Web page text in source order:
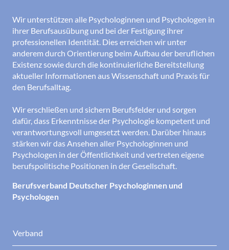
Wir unterstützen alle Psychologinnen und Psychologen in
ihrer Berufsausübung und bei der Festigung ihrer
professionellen Identität. Dies erreichen wir unter
anderem durch Orientierung beim Aufbau der beruflichen
Existenz sowie durch die kontinuierliche Bereitstellung
aktueller Informationen aus Wissenschaft und Praxis für
den Berufsalltag.
Wir erschließen und sichern Berufsfelder und sorgen
dafür, dass Erkenntnisse der Psychologie kompetent und
verantwortungsvoll umgesetzt werden. Darüber hinaus
stärken wir das Ansehen aller Psychologinnen und
Psychologen in der Öffentlichkeit und vertreten eigene
berufspolitische Positionen in der Gesellschaft.
Berufsverband Deutscher Psychologinnen und
Psychologen
Verband